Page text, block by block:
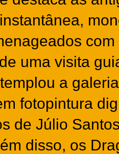
uma visita
a
fotopintura
de Júlio
disso, os